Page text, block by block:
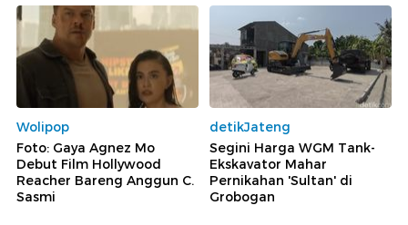
Wolipop
Foto: Gaya Agnez Mo
Debut Film Hollywood
Reacher Bareng Anggun C.
Sasmi
detikJateng
Segini Harga WGM Tank-
Ekskavator Mahar
Pernikahan 'Sultan' di
Grobogan